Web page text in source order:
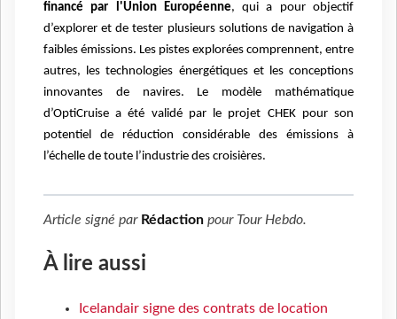
financé par l'Union Européenne, qui a pour objectif
d’explorer et de tester plusieurs solutions de navigation à
faibles émissions. Les pistes explorées comprennent, entre
autres, les technologies énergétiques et les conceptions
innovantes de navires. Le modèle mathématique
d’OptiCruise a été validé par le projet CHEK pour son
potentiel de réduction considérable des émissions à
l’échelle de toute l’industrie des croisières.
Article signé par Rédaction pour Tour Hebdo.
À lire aussi
Icelandair signe des contrats de location